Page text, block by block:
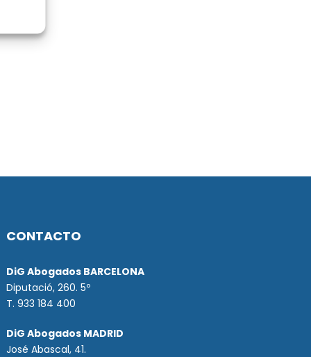
CONTACTO
DiG Abogados BARCELONA
Diputació, 260. 5º
T. 933 184 400
DiG Abogados MADRID
José Abascal, 41.